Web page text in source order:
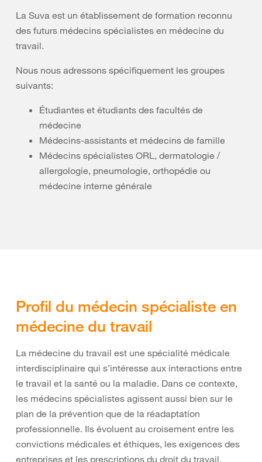
La Suva est un établissement de formation reconnu
des futurs médecins spécialistes en médecine du
travail.
Nous nous adressons spécifiquement les groupes
suivants:
Étudiantes et étudiants des facultés de
médecine
Médecins-assistants et médecins de famille
Médecins spécialistes ORL, dermatologie /
allergologie, pneumologie, orthopédie ou
médecine interne générale
Profil du médecin spécialiste en
médecine du travail
La médecine du travail est une spécialité médicale
interdisciplinaire qui s’intéresse aux interactions entre
le travail et la santé ou la maladie. Dans ce contexte,
les médecins spécialistes agissent aussi bien sur le
plan de la prévention que de la réadaptation
professionnelle. Ils évoluent au croisement entre les
convictions médicales et éthiques, les exigences des
entreprises et les prescriptions du droit du travail.